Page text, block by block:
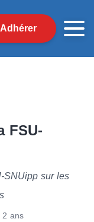
Adhérer
FSU-
SNUipp sur les
2 ans